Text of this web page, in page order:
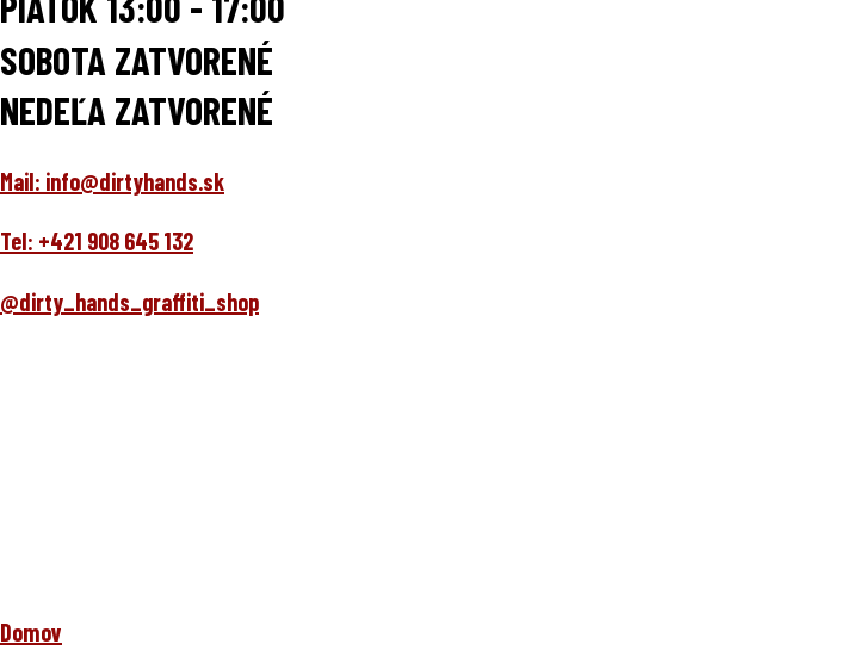
SOBOTA ZATVORENÉ
NEDEĽA ZATVORENÉ
Mail: info@dirtyhands.sk
Tel: +421 908 645 132
@dirty_hands_graffiti_shop
Domov